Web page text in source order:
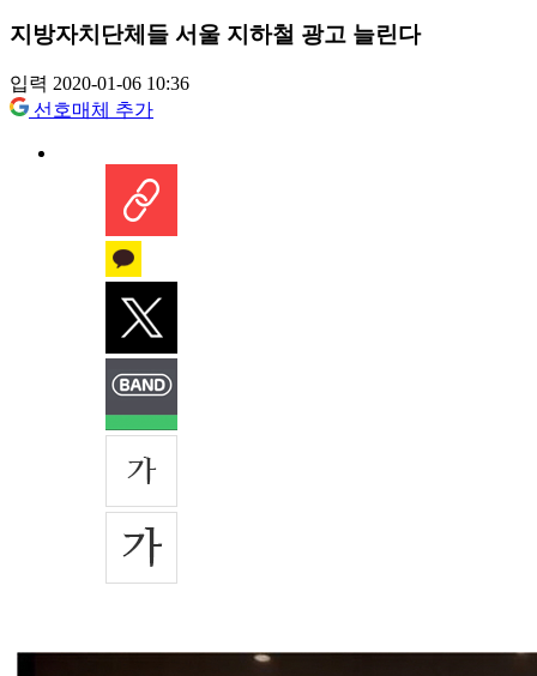
지방자치단체들 서울 지하철 광고 늘린다
입력 2020-01-06 10:36
선호매체 추가